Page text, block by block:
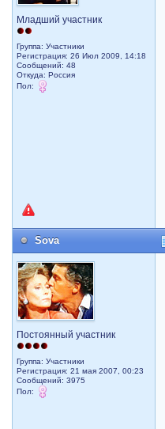
Младший участник
Группа: Участники
Регистрация: 26 Июл 2009, 14:18
Сообщений: 48
Откуда: Россия
Пол:
Sova
Постоянный участник
Группа: Участники
Регистрация: 21 мая 2007, 00:23
Сообщений: 3975
Пол: